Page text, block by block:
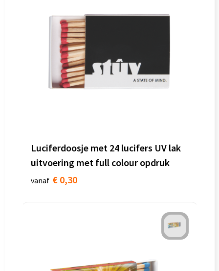
Luciferdoosje met 24 lucifers UV lak
uitvoering met full colour opdruk
vanaf € 0,30